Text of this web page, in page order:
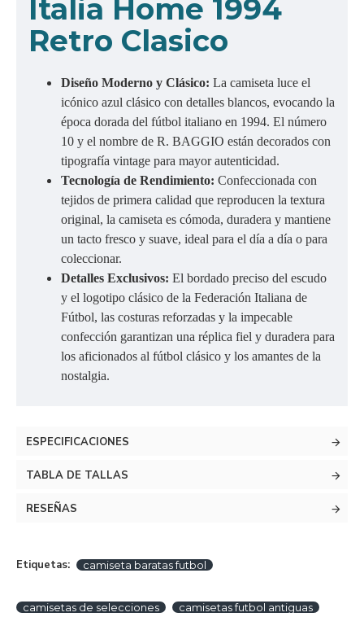
Italia Home 1994
Retro Clasico
Diseño Moderno y Clásico: La camiseta luce el
icónico azul clásico con detalles blancos, evocando la
época dorada del fútbol italiano en 1994. El número
10 y el nombre de R. BAGGIO están decorados con
tipografía vintage para mayor autenticidad.
Tecnología de Rendimiento: Confeccionada con
tejidos de primera calidad que reproducen la textura
original, la camiseta es cómoda, duradera y mantiene
un tacto fresco y suave, ideal para el día a día o para
coleccionar.
Detalles Exclusivos: El bordado preciso del escudo
y el logotipo clásico de la Federación Italiana de
Fútbol, las costuras reforzadas y la impecable
confección garantizan una réplica fiel y duradera para
los aficionados al fútbol clásico y los amantes de la
nostalgia.
ESPECIFICACIONES
TABLA DE TALLAS
RESEÑAS
Etiquetas: camiseta baratas futbol
camisetas de selecciones camisetas futbol antiguas